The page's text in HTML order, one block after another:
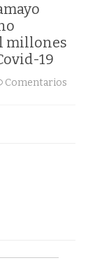
millones
19
Comentarios